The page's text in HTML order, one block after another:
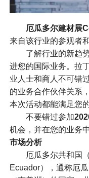
厄瓜多尔建材展
来自该行业的参观者
了解行业的新趋势
进您的国际业务。拉
业人士和商人不可错
的业务合作伙伴关系
本次活动都能满足您的
不要错过参加
机会，并在您的业务
市场分析
厄瓜多尔共和国（
Ecuador），通称厄